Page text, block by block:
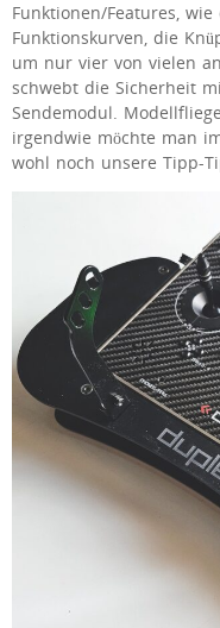
Funktionen/Features,
Funktionskurven, die
um nur vier von vielen
schwebt die Sicherheit
Sendemodul.
irgendwie möchte man
wohl noch unsere Tipp-